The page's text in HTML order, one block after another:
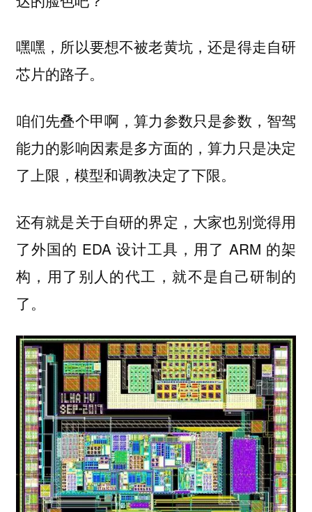
嘿嘿，所以要想不被老黄坑，还是得走自研
芯片的路子。
咱们先叠个甲啊，算力参数只是参数，智驾
能力的影响因素是多方面的，算力只是决定
了上限 ，模型和调教决定了下限。
还有就是关于自研的界定，大家也别觉得用
了外国的 EDA 设计工具，用了 ARM 的架
构，用了别人的代工，就不是自己研制的
了。